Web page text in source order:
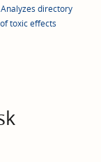
Analyzes directory
toxic effects